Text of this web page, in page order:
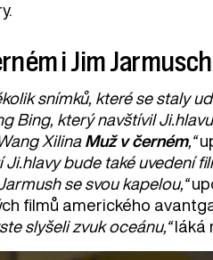
i Jim Jarmusch
snímků, které se staly
Bing, který navštívil
Xilina Muž v černém,“
Ji.hlavy bude také uvedení
se svou kapelou,“
filmů amerického
slyšeli zvuk oceánu,“láká